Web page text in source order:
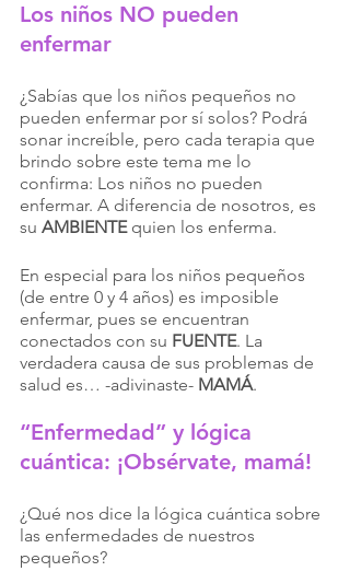
Los niños NO pueden
enfermar
¿Sabías que los niños pequeños no
pueden enfermar por sí solos? Podrá
sonar increíble, pero cada terapia que
brindo sobre este tema me lo
confirma: Los niños no pueden
enfermar. A diferencia de nosotros, es
su AMBIENTE quien los enferma.
En especial para los niños pequeños
(de entre 0 y 4 años) es imposible
enfermar, pues se encuentran
conectados con su FUENTE. La
verdadera causa de sus problemas de
salud es… -adivinaste- MAMÁ.
“Enfermedad” y lógica
cuántica: ¡Obsérvate, mamá!
¿Qué nos dice la lógica cuántica sobre
las enfermedades de nuestros
pequeños?